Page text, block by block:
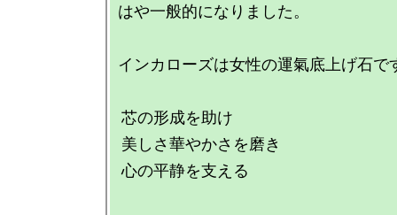
はや一般的になりました。
インカローズは女性の運氣底上げ石で
心の平静を支える